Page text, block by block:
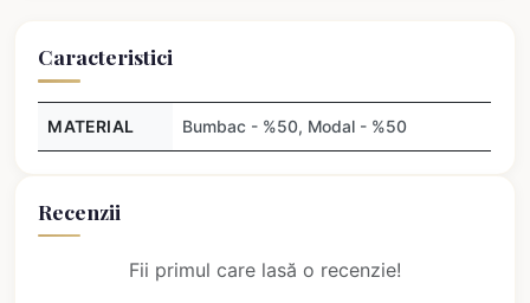
Caracteristici
MATERIAL Bumbac - %50, Modal - %50
Recenzii
Fii primul care lasă o recenzie!